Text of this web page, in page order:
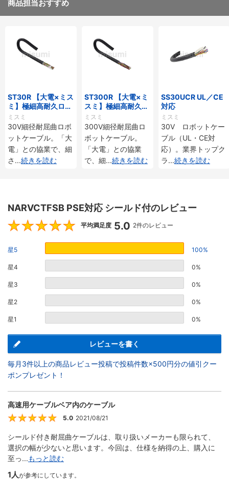
商品担当おすすめ
ST30R 【大電×ミス
ミ】極細高耐久ロボ
ットケーブル（シー
ルド無・有）
ミスミ
30V細径耐屈曲ロボ
ットケーブル。「大
電」との協業で、細
さ ...続きを読む
ST300R 【大電×ミ
スミ】極細高耐久ロ
ボットケーブル（シ
ールド無・有）
ミスミ
300V細径耐屈曲ロ
ボットケーブル。
「大電」との協業
で、細...続きを読む
SS30UCR UL／CE
対応
ミスミ
30V ロボットケー
ブル（UL・CE対
応）。業界トップク
ラ...続きを読む
NARVCTFSB PSE対応 シールド付のレビュー
5
平均満足度 5.0 2件のレビュー
星5 100%
星4 0%
星3 0%
星2 0%
星1 0%
レビューを書く
毎月3件以上の商品レビュー投稿で投稿件数×500円分の値引クー
ポンプレゼント！
高速用ケーブルベア内のケーブル
5.0 2021/08/21
シールド付き耐屈曲ケーブルは、取り扱いメーカーも限られて、
選択の幅が少ないと思います。今回は、仕様を納得の上、購入に
至っ...もっと読む
1人が参考にしています。